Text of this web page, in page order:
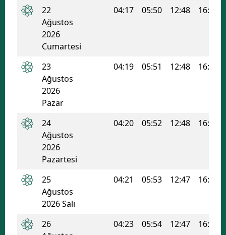
Sakarya
Sinop
Tokat
22
Ağustos
2026
Cumartesi
04:17 05:50 12:48 16:34
23
Ağustos
2026
Pazar
04:19 05:51 12:48 16:33
24
Ağustos
2026
Pazartesi
04:20 05:52 12:48 16:32
25
Ağustos
2026 Salı
04:21 05:53 12:47 16:31
26
04:23 05:54 12:47 16:31